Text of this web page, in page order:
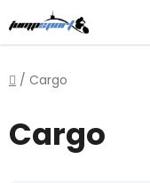
na
obsah
Domů
/ Cargo
Cargo